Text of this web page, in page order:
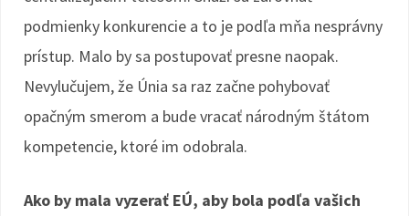
podmienky konkurencie a to je podľa mňa nesprávny
prístup. Malo by sa postupovať presne naopak.
Nevylučujem, že Únia sa raz začne pohybovať
opačným smerom a bude vracať národným štátom
kompetencie, ktoré im odobrala.
Ako by mala vyzerať EÚ, aby bola podľa vašich